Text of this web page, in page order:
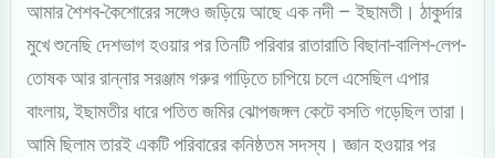
আমার শৈশব-কৈশোরের সঙ্গেও জড়িয়ে আছে এক নদী – ইছামতী। ঠাকুর্দার
মুখে শুনেছি দেশভাগ হওয়ার পর তিনটি পরিবার রাতারাতি বিছানা-বালিশ-লেপ-
তোষক আর রান্নার সরঞ্জাম গরুর গাড়িতে চাপিয়ে চলে এসেছিল এপার
বাংলায়, ইছামতীর ধারে পতিত জমির ঝোপজঙ্গল কেটে বসতি গড়েছিল তারা।
আমি ছিলাম তারই একটি পরিবারের কনিষ্ঠতম সদস্য। জ্ঞান হওয়ার পর